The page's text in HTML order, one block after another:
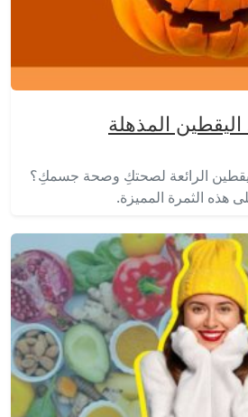
المذهلة
الرائعة لصحتكِ وصحة جسمكِ؟
هذه الثمرة المميزة.